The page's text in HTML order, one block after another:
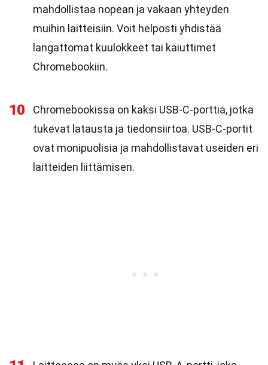
mahdollistaa nopean ja vakaan yhteyden
muihin laitteisiin. Voit helposti yhdistää
langattomat kuulokkeet tai kaiuttimet
Chromebookiin.
10
Chromebookissa on kaksi USB-C-porttia, jotka
tukevat latausta ja tiedonsiirtoa. USB-C-portit
ovat monipuolisia ja mahdollistavat useiden eri
laitteiden liittämisen.